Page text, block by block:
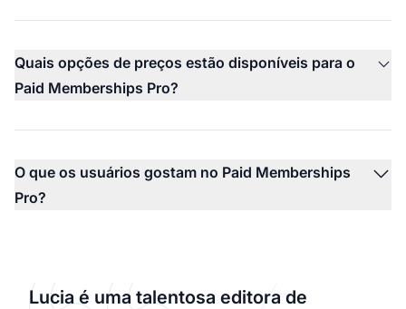
Quais opções de preços estão disponíveis para o
Paid Memberships Pro?
O que os usuários gostam no Paid Memberships
Pro?
Lucia é uma talentosa editora de